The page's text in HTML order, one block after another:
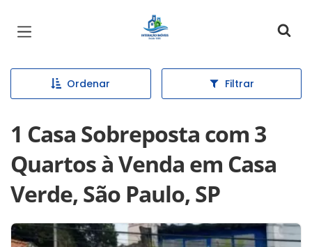
Página inicial
Ordenar Filtrar
1 Casa Sobreposta com 3
Quartos à Venda em Casa
Verde, São Paulo, SP